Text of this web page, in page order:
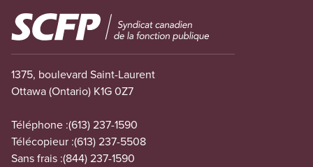
Image
1375, boulevard Saint-Laurent
Ottawa (Ontario) K1G 0Z7
Téléphone :(613) 237-1590
Télécopieur :(613) 237-5508
Sans frais :(844) 237-1590